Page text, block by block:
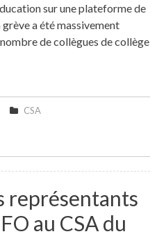
sur une plateforme de
a été massivement
de collègues de collège
CSA
représentants
au CSA du